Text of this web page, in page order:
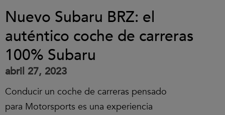
Nuevo Subaru BRZ: el
auténtico coche de carreras
100% Subaru
abril 27, 2023
Conducir un coche de carreras pensado
para Motorsports es una experiencia